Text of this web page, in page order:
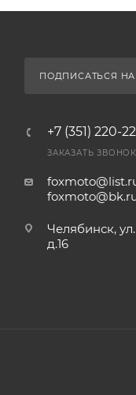
ПОДПИСАТЬСЯ
+7 (351) 220-
ЗАКАЗАТЬ ЗВОНОК
Челябинск,
д.16